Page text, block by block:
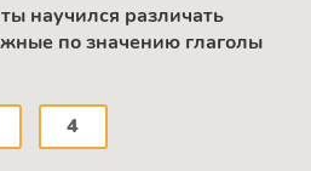
научился различать
по значению глаголы
4